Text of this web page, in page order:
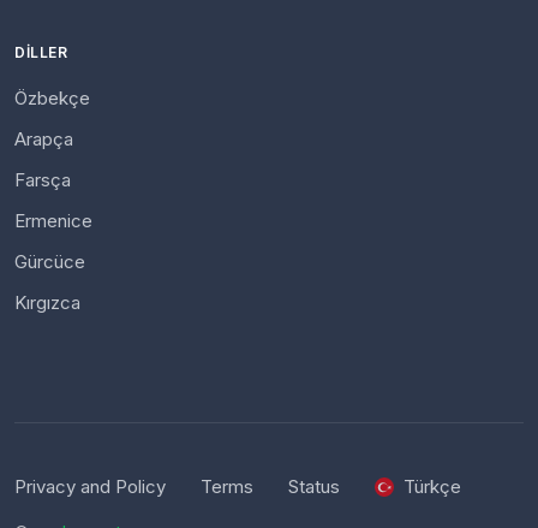
DILLER
Özbekçe
Arapça
Farsça
Ermenice
Gürcüce
Kırgızca
Privacy and Policy Terms Status Türkçe